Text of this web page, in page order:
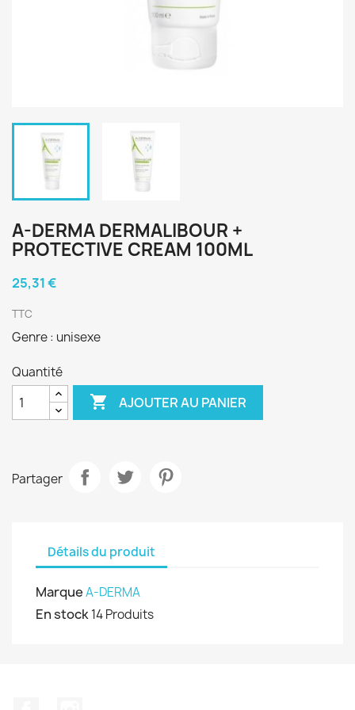
A-DERMA DERMALIBOUR +
PROTECTIVE CREAM 100ML
25,31 €
TTC
Genre : unisexe
Quantité
 AJOUTER AU PANIER
Partager
Détails du produit
MarqueA-DERMA
En stock14 Produits